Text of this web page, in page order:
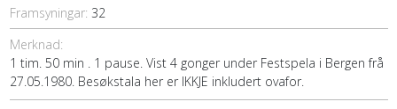
Framsyningar: 32
Merknad:
1 tim. 50 min . 1 pause. Vist 4 gonger under Festspela i Bergen frå
27.05.1980. Besøkstala her er IKKJE inkludert ovafor.